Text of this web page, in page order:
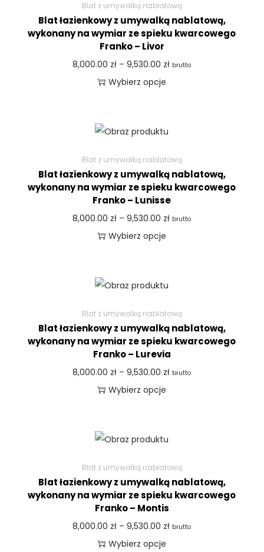
Blat z umywalką nablatową
Blat łazienkowy z umywalką nablatową,
wykonany na wymiar ze spieku kwarcowego
Franko – Livor
8,000.00 zł – 9,530.00 zł brutto
Wybierz opcje
Blat z umywalką nablatową
Blat łazienkowy z umywalką nablatową,
wykonany na wymiar ze spieku kwarcowego
Franko – Lunisse
8,000.00 zł – 9,530.00 zł brutto
Wybierz opcje
Blat z umywalką nablatową
Blat łazienkowy z umywalką nablatową,
wykonany na wymiar ze spieku kwarcowego
Franko – Lurevia
8,000.00 zł – 9,530.00 zł brutto
Wybierz opcje
Blat z umywalką nablatową
Blat łazienkowy z umywalką nablatową,
wykonany na wymiar ze spieku kwarcowego
Franko – Montis
8,000.00 zł – 9,530.00 zł brutto
Wybierz opcje